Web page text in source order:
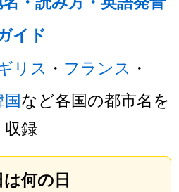
イド
リス ・ フランス ・
など各国の都市名を
収録
何の日